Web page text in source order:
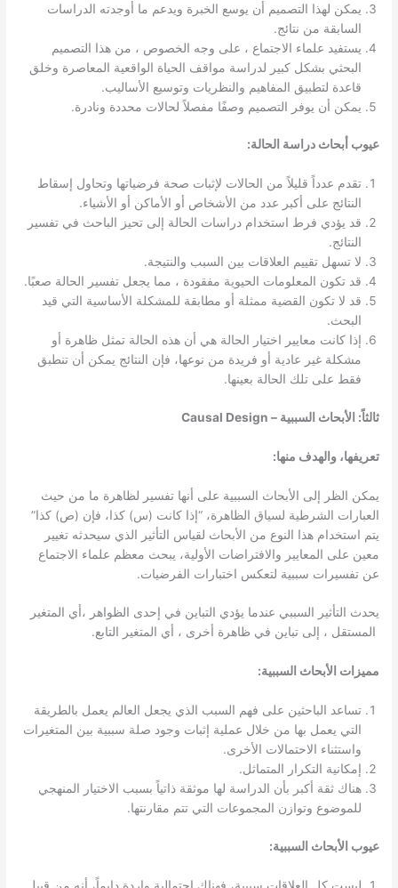
يمكن لهذا التصميم أن يوسع الخبرة ويدعم ما أوجدته الدراسات
السابقة من نتائج.
يستفيد علماء الاجتماع ، على وجه الخصوص ، من هذا التصميم
البحثي بشكل كبير لدراسة مواقف الحياة الواقعية المعاصرة وخلق
قاعدة لتطبيق المفاهيم والنظريات وتوسيع الأساليب.
يمكن أن يوفر التصميم وصفًا مفصلاً لحالات محددة ونادرة.
عيوب أبحاث دراسة الحالة:
تقدم عدداً قليلاً من الحالات لإثبات صحة فرضياتها وتحاول إسقاط
النتائج على أكبر عدد من الأشخاص أو الأماكن أو الأشياء.
قد يؤدي فرط استخدام دراسات الحالة إلى تحيز الباحث في تفسير
النتائج.
لا تسهل تقييم العلاقات بين السبب والنتيجة.
قد تكون المعلومات الحيوية مفقودة ، مما يجعل تفسير الحالة صعبًا.
قد لا تكون القضية ممثلة أو مطابقة للمشكلة الأساسية التي قيد
البحث.
إذا كانت معايير اختيار الحالة هي أن هذه الحالة تمثل ظاهرة أو
مشكلة غير عادية أو فريدة من نوعها، فإن النتائج يمكن أن تنطبق
فقط على تلك الحالة بعينها.
ثالثاً: الأبحاث السببية – Causal Design
تعريفها، والهدف منها:
يمكن الظر إلى الأبحاث السببية على أنها تفسير لظاهرة ما من حيث
العبارات الشرطية لسياق الظاهرة، “إذا كانت (س) كذا، فإن (ص) كذا”
يتم استخدام هذا النوع من الأبحاث لقياس التأثير الذي سيحدثه تغيير
معين على المعايير والافتراضات الأولية، يبحث معظم علماء الاجتماع
عن تفسيرات سببية لتعكس اختبارات الفرضيات.
يحدث التأثير السببي عندما يؤدي التباين في إحدى الظواهر ،أي المتغير
المستقل ، إلى تباين في ظاهرة أخرى ، أي المتغير التابع.
مميزات الأبحاث السببية:
تساعد الباحثين على فهم السبب الذي يجعل العالم يعمل بالطريقة
التي يعمل بها من خلال عملية إثبات وجود صلة سببية بين المتغيرات
واستثناء الاحتمالات الأخرى.
إمكانية التكرار المتماثل.
هناك ثقة أكبر بأن الدراسة لها موثقة ذاتياً بسبب الاختيار المنهجي
للموضوع وتوازن المجموعات التي تتم مقارنتها.
عيوب الأبحاث السببية:
ليست كل العلاقات سببية، فهناك احتمالية واردة دايماً، أنه من قبيل